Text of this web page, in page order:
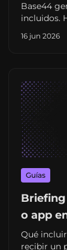
Base44
incluidos.
España.
16 jun 2026
Guías
o app
ahorra
Qué
recibir un